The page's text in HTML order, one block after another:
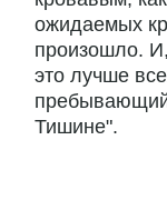
ожидаемых
произошло.
это лучше
Тишине".